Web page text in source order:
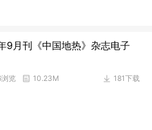
9月刊《中国地热》杂志电子
181下载
览 10.23M